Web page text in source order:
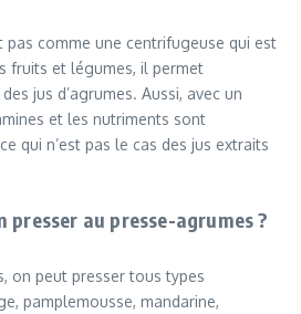
pas comme une centrifugeuse qui est
fruits et légumes, il permet
jus d’agrumes. Aussi, avec un
et les nutriments sont
qui n’est pas le cas des jus extraits
au presse-agrumes ?
on peut presser tous types
pamplemousse, mandarine,